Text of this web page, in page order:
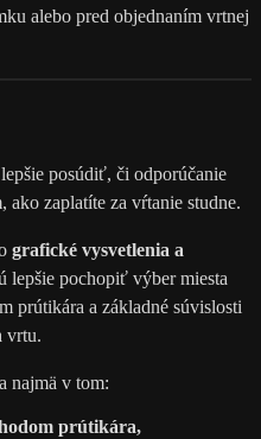
alebo pred objednaním vrtnej
posúdiť, či odporúčanie
ako zaplatíte za vŕtanie studne.
grafické vysvetlenia a
lepšie pochopiť výber miesta
prútikára a základné súvislosti
vrtu.
najmä v tom:
prútikára,